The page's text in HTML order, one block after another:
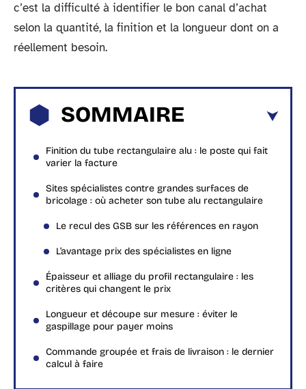
c’est la difficulté à identifier le bon canal d’achat
selon la quantité, la finition et la longueur dont on a
réellement besoin.
SOMMAIRE
Finition du tube rectangulaire alu : le poste qui fait
varier la facture
Sites spécialistes contre grandes surfaces de
bricolage : où acheter son tube alu rectangulaire
Le recul des GSB sur les références en rayon
L’avantage prix des spécialistes en ligne
Épaisseur et alliage du profil rectangulaire : les
critères qui changent le prix
Longueur et découpe sur mesure : éviter le
gaspillage pour payer moins
Commande groupée et frais de livraison : le dernier
calcul à faire